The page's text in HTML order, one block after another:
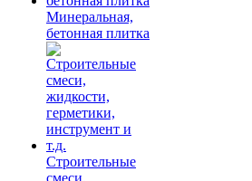
Минеральная,
бетонная плитка
Строительные
смеси,